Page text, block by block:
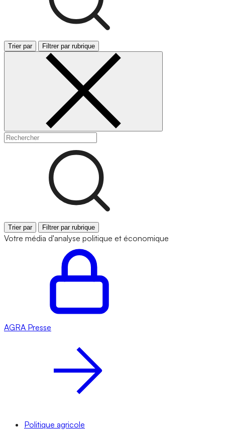
Trier par Filtrer par rubrique
Trier par Filtrer par rubrique
Votre média d'analyse politique et économique
AGRA Presse
Politique agricole